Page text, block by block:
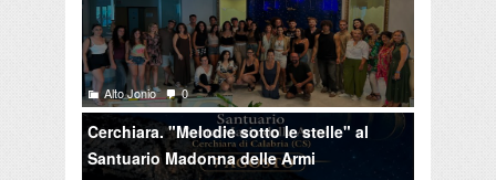
Alto Jonio 0
Cerchiara. "Melodie sotto le stelle" al
Santuario Madonna delle Armi